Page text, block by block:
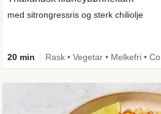
med sitrongressris og sterk chiliolje
20 min